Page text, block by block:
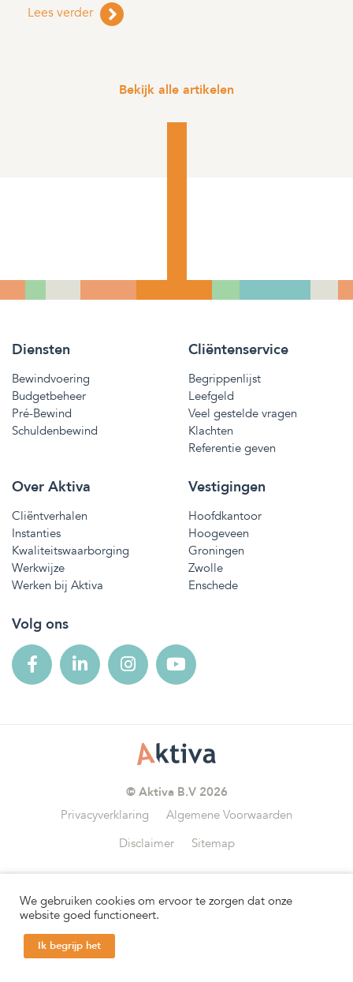
Lees verder
Bekijk alle artikelen
Diensten
Bewindvoering
Budgetbeheer
Pré-Bewind
Schuldenbewind
Cliëntenservice
Begrippenlijst
Leefgeld
Veel gestelde vragen
Klachten
Referentie geven
Over Aktiva
Cliëntverhalen
Instanties
Kwaliteitswaarborging
Werkwijze
Werken bij Aktiva
Vestigingen
Hoofdkantoor
Hoogeveen
Groningen
Zwolle
Enschede
Volg ons
© Aktiva B.V 2026
Privacyverklaring
Algemene Voorwaarden
Disclaimer
Sitemap
Wij zijn aangesloten bij
We gebruiken cookies om ervoor te zorgen dat onze
website goed functioneert.
Ik begrijp het